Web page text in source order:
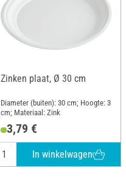
Zinken plaat, Ø 30 cm
Diameter (buiten): 30 cm; Hoogte: 3
cm; Materiaal: Zink
3,79 €
In winkelwagen